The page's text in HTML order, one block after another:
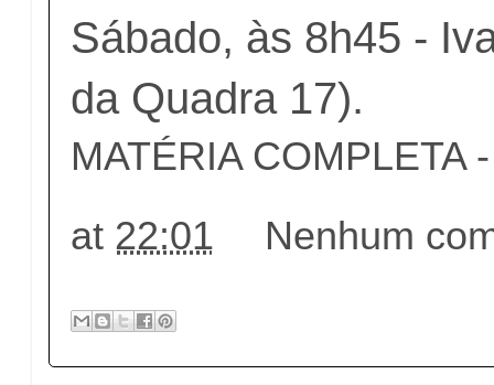
Sábado, às 8h45 -
da Quadra 17).
MATÉRIA COMPLETA
at 22:01 Nenhum